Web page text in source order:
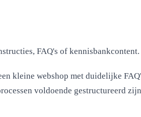
FAQ's of
kleine webshop met duidelijke
voldoende gestructureerd